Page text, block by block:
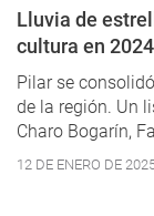
Lluvia de
cultura en 2024
Pilar se
de la región. Un
Charo Bogarín,
12 DE ENERO DE